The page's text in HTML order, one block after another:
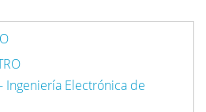
Ingeniería Electrónica de